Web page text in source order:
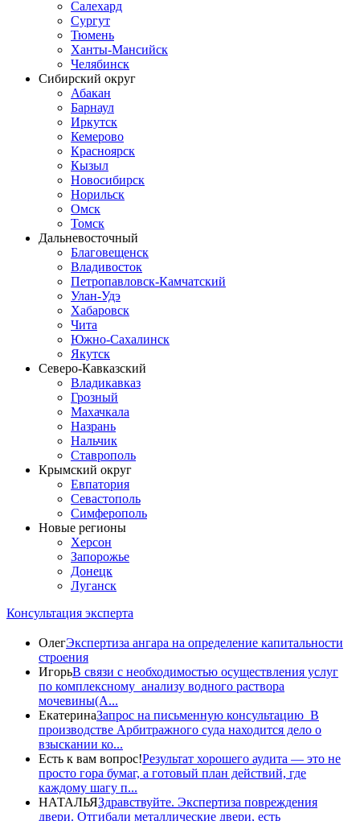
Салехард
Сургут
Тюмень
Ханты-Мансийск
Челябинск
Сибирский округ
Абакан
Барнаул
Иркутск
Кемерово
Красноярск
Кызыл
Новосибирск
Норильск
Омск
Томск
Дальневосточный
Благовещенск
Владивосток
Петропавловск-Камчатский
Улан-Удэ
Хабаровск
Чита
Южно-Сахалинск
Якутск
Северо-Кавказский
Владикавказ
Грозный
Махачкала
Назрань
Нальчик
Ставрополь
Крымский округ
Евпатория
Севастополь
Симферополь
Новые регионы
Херсон
Запорожье
Донецк
Луганск
Консультация эксперта
ОлегЭкспертиза ангара на определение капитальности
строения
ИгорьВ связи с необходимостью осуществления услуг
по комплексному анализу водного раствора
мочевины(A...
ЕкатеринаЗапрос на письменную консультацию В
производстве Арбитражного суда находится дело о
взыскании ко...
Есть к вам вопрос!Результат хорошего аудита — это не
просто гора бумаг, а готовый план действий, где
каждому шагу п...
НАТАЛЬЯЗдравствуйте. Экспертиза повреждения
двери. Отгибали металлические двери, есть